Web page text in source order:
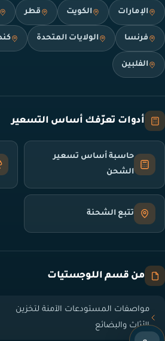
الإمارات الكويت قطر
فرنسا الولايات المتحدة
الفلبين
أدوات تعرّفك أساس التسعير
حاسبة أساس تسعير
الشحن
تتبع الشحنة
من قسم اللوجستيات
مواصفات المستودعات الآمنة لتخزين
الأثاث والبضائع